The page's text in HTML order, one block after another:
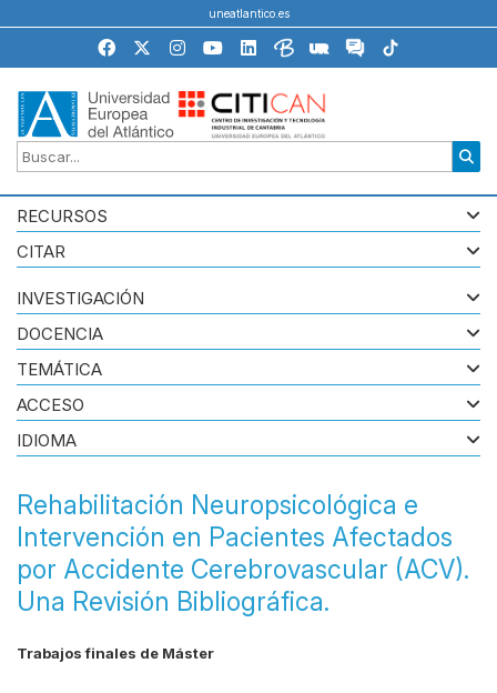
uneatlantico.es
RECURSOS
CITAR
Rehabilitación Neuropsicológica e
Intervención en Pacientes Afectados
por Accidente Cerebrovascular (ACV).
Una Revisión Bibliográfica.
Trabajos finales de Máster
INVESTIGACIÓN
DOCENCIA
TEMÁTICA
ACCESO
IDIOMA